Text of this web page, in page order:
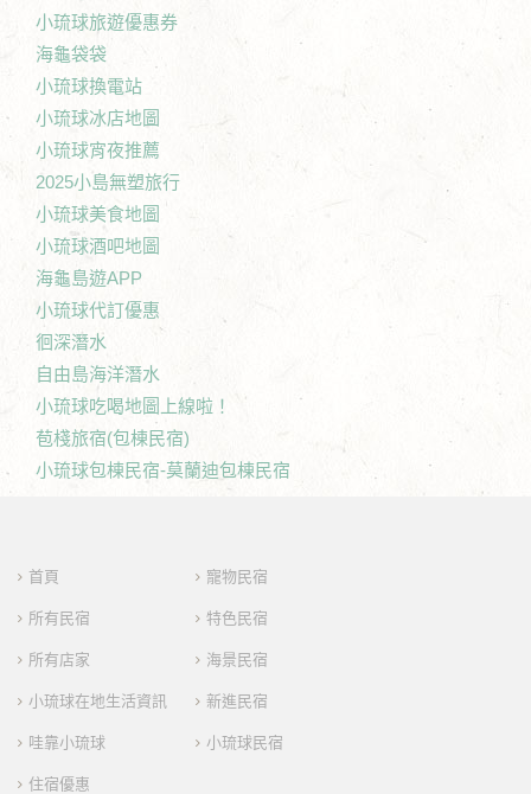
小琉球旅遊優惠券
海龜袋袋
小琉球換電站
小琉球冰店地圖
小琉球宵夜推薦
2025小島無塑旅行
小琉球美食地圖
小琉球酒吧地圖
海龜島遊APP
小琉球代訂優惠
徊深潛水
自由島海洋潛水
小琉球吃喝地圖上線啦！
苞棧旅宿(包棟民宿)
小琉球包棟民宿-莫蘭迪包棟民宿
首頁
所有民宿
所有店家
小琉球在地生活資訊
哇靠小琉球
住宿優惠
寵物民宿
特色民宿
海景民宿
新進民宿
小琉球民宿